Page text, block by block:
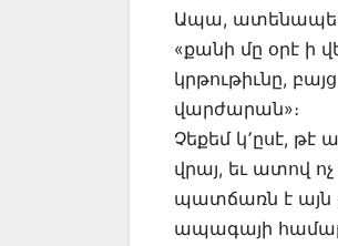
Ապա, ատենապետը
«քանի մը օրէ ի
կրթութիւնը,
վարժարան»։
Չեքեմ կ՚ըսէ, թէ
վրայ, եւ ատով
պատճառն է այն
ապագայի